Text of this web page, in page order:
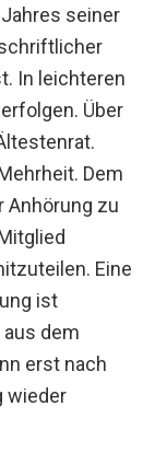
seiner
In leichteren
Über
Dem
Anhörung zu
Eine
ist
dem
erst nach
wieder